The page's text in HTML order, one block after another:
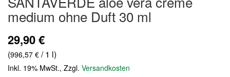
der
Bildergalerie
medium ohne Duft 30 ml
29,90 €
(996,57 € / 1 l)
Inkl. 19% MwSt., Zzgl. Versandkosten